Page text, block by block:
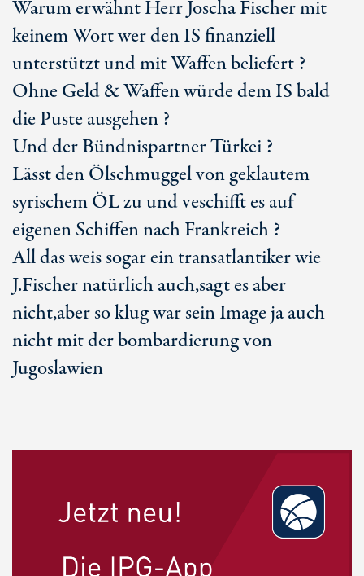
Warum erwähnt Herr Joscha Fischer mit
keinem Wort wer den IS finanziell
unterstützt und mit Waffen beliefert ?
Ohne Geld & Waffen würde dem IS bald
die Puste ausgehen ?
Und der Bündnispartner Türkei ?
Lässt den Ölschmuggel von geklautem
syrischem ÖL zu und veschifft es auf
eigenen Schiffen nach Frankreich ?
All das weis sogar ein transatlantiker wie
J.Fischer natürlich auch,sagt es aber
nicht,aber so klug war sein Image ja auch
nicht mit der bombardierung von
Jugoslawien